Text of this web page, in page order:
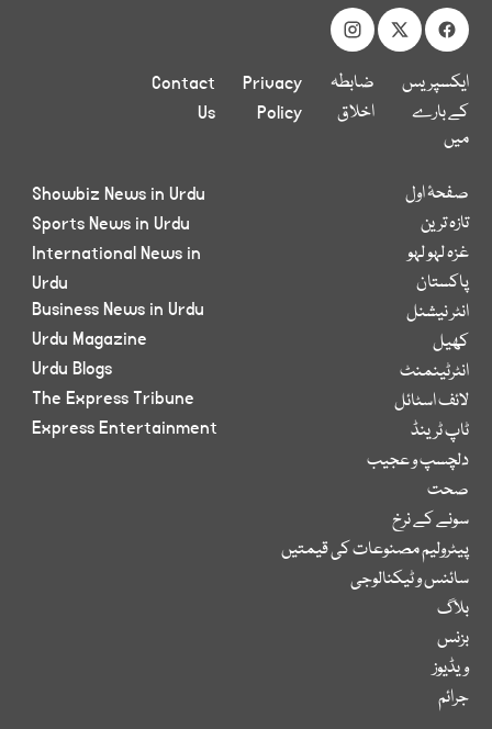
ایکسپریس
کے بارے
میں
ضابطہ
اخلاق
Privacy
Policy
Contact
Us
صفحۂ اول
تازہ ترین
غزہ لہو لہو
پاکستان
انٹر نیشنل
کھیل
انٹرٹینمنٹ
لائف اسٹائل
ٹاپ ٹرینڈ
دلچسپ و عجیب
صحت
سونے کے نرخ
پیٹرولیم مصنوعات کی قیمتیں
سائنس و ٹیکنالوجی
بلاگ
بزنس
ویڈیوز
جرائم
Showbiz News in Urdu
Sports News in Urdu
International News in
Urdu
Business News in Urdu
Urdu Magazine
Urdu Blogs
The Express Tribune
Express Entertainment